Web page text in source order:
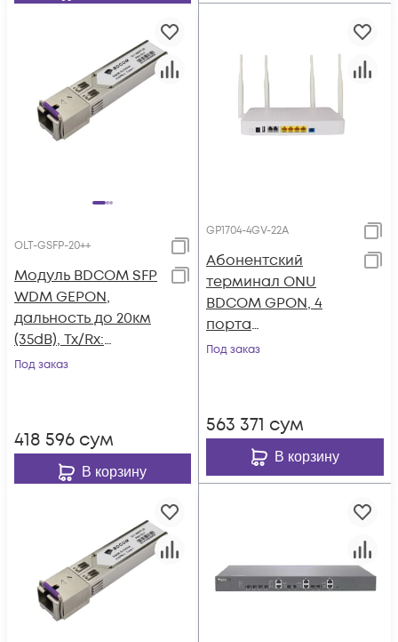
OLT-GSFP-20++
Модуль BDCOM SFP
WDM GEPON,
дальность до 20км
(35dB), Tx/Rx:
1490/1310нм
Под заказ
418 596 сум
В корзину
GP1704-4GV-22A
Абонентский
терминал ONU
BDCOM GPON, 4
порта
10/100/1000Base-T, 2
Под заказ
563 371 сум
В корзину